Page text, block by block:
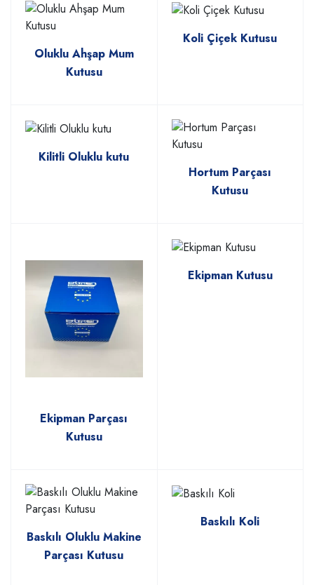
Oluklu Ahşap Mum
Kutusu
Koli Çiçek Kutusu
Kilitli Oluklu kutu
Hortum Parçası
Kutusu
Ekipman Parçası
Kutusu
Ekipman Kutusu
Baskılı Oluklu Makine
Parçası Kutusu
Baskılı Koli